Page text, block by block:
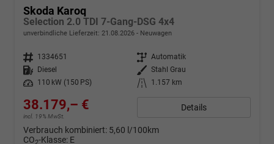
Skoda Karoq
Selection 2.0 TDI 7-Gang-DSG 4x4
unverbindliche Lieferzeit: 21.08.2026 Neuwagen
Fahrzeugnr. 1334651 Getriebe Automatik
Kraftstoff
Diesel Außenfarbe Stahl Grau
Leistung
110 kW (150 PS) Kilometerstand 1.157 km
38.179,– €
incl. 19% MwSt.
Details
Verbrauch kombiniert: 5,60 l/100km
CO -Klasse: E